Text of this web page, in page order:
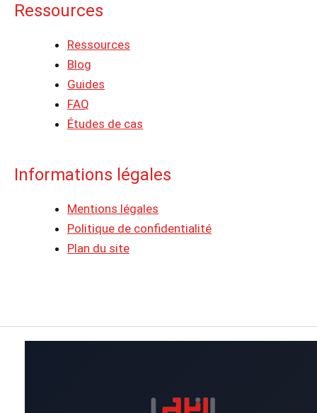
Ressources
Ressources
Blog
Guides
FAQ
Études de cas
Informations légales
Mentions légales
Politique de confidentialité
Plan du site